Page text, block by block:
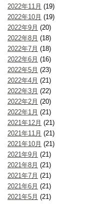
2022年11月 (19)
2022年10月 (19)
2022年9月 (20)
2022年8月 (18)
2022年7月 (18)
2022年6月 (16)
2022年5月 (23)
2022年4月 (21)
2022年3月 (22)
2022年2月 (20)
2022年1月 (21)
2021年12月 (21)
2021年11月 (21)
2021年10月 (21)
2021年9月 (21)
2021年8月 (21)
2021年7月 (21)
2021年6月 (21)
2021年5月 (21)